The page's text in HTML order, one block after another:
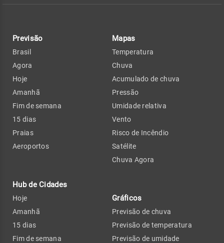
Previsão
Brasil
Agora
Hoje
Amanhã
Fim de semana
15 dias
Praias
Aeroportos
Hub de Cidades
Hoje
Amanhã
15 dias
Fim de semana
Mapas
Temperatura
Chuva
Acumulado de chuva
Pressão
Umidade relativa
Vento
Risco de Incêndio
Satélite
Chuva Agora
Gráficos
Previsão de chuva
Previsão de temperatura
Previsão de umidade